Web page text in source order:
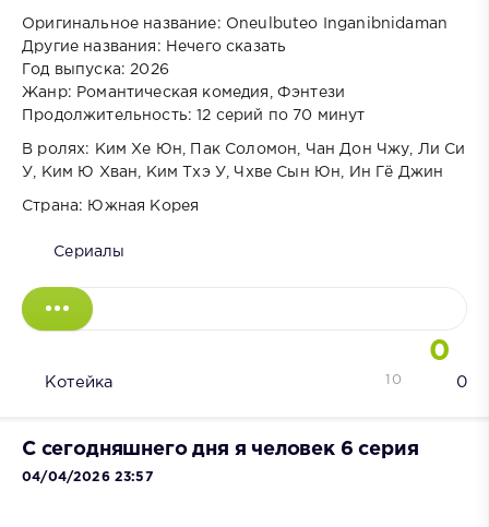
Оригинальное название: Oneulbuteo Inganibnidaman
Другие названия: Нечего сказать
Год выпуска: 2026
Жанр: Романтическая комедия, Фэнтези
Продолжительность: 12 серий по 70 минут
В ролях: Ким Хе Юн, Пак Соломон, Чан Дон Чжу, Ли Си
У, Ким Ю Хван, Ким Тхэ У, Чхве Сын Юн, Ин Гё Джин
Страна: Южная Корея
Сериалы
0
Котейка 0
10
С сегодняшнего дня я человек 6 серия
04/04/2026 23:57